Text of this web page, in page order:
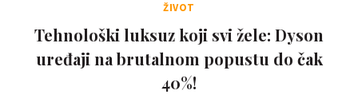
ŽIVOT
Tehnološki luksuz koji svi žele: Dyson
uređaji na brutalnom popustu do čak
40%!